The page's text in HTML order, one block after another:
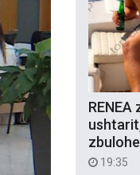
19:35